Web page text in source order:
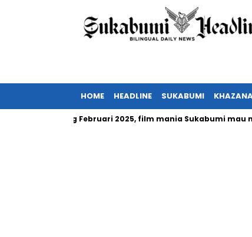
HOME HEADLINE SUKABUMI
tayang Februari 2025, film mania Sukabumi mau